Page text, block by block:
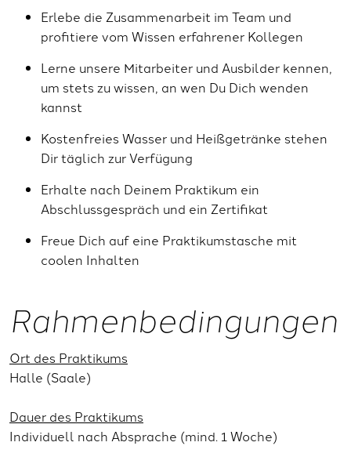
Erlebe die Zusammenarbeit im Team und
profitiere vom Wissen erfahrener Kollegen
Lerne unsere Mitarbeiter und Ausbilder kennen,
um stets zu wissen, an wen Du Dich wenden
kannst
Kostenfreies Wasser und Heißgetränke stehen
Dir täglich zur Verfügung
Erhalte nach Deinem Praktikum ein
Abschlussgespräch und ein Zertifikat
Freue Dich auf eine Praktikumstasche mit
coolen Inhalten
Rahmenbedingungen
Ort des Praktikums
Halle (Saale)
Dauer des Praktikums
Individuell nach Absprache (mind. 1 Woche)